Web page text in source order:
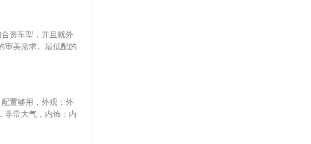
式采用4挡自动变
易感觉顿挫。这点
偏上的水平了；
也是合资车型的一
用三厢小车的。
资车型，并且就外
审美需求。最低配的
惑力的价格；2、以
水平了；3、另一
车型的一大优势。
车的。
置够用，外观：外
非常大气，内饰：内
，这个尺寸我还是